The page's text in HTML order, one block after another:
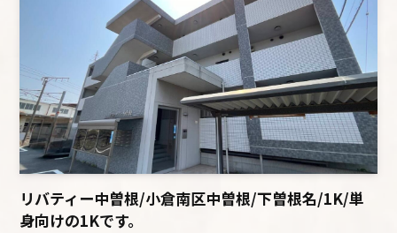
リバティー中曽根/小倉南区中曽根/下曽根名/1K/単
身向けの1Kです。